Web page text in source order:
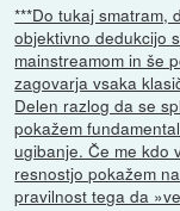
***Do tukaj smatram,
objektivno dedukcijo
mainstreamom in še
zagovarja vsaka
Delen razlog da se
pokažem
ugibanje. Če me kdo
resnostjo pokažem
pravilnost tega da